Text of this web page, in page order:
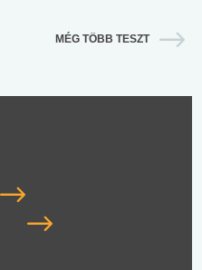
MÉG TÖBB TESZT